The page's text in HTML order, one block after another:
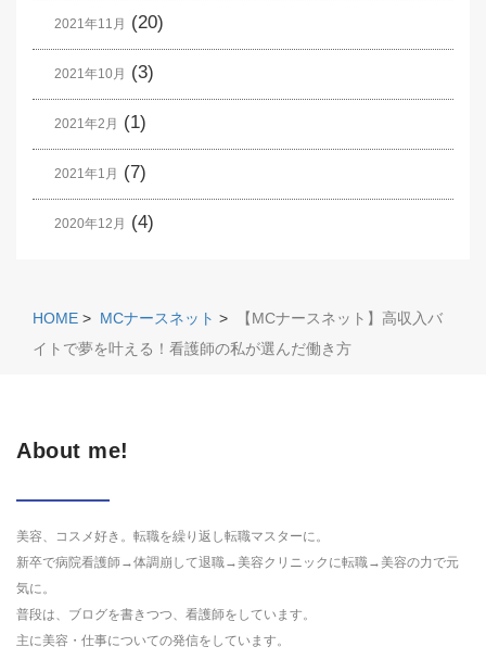
2021年11月 (20)
2021年10月 (3)
2021年2月 (1)
2021年1月 (7)
2020年12月 (4)
HOME > MCナースネット >
【MCナースネット】高収入バ
イトで夢を叶える！看護師の私が選んだ働き方
About me!
美容、コスメ好き。転職を繰り返し転職マスターに。
新卒で病院看護師→体調崩して退職→美容クリニックに転職→美容の力で元
気に。
普段は、ブログを書きつつ、看護師をしています。
主に美容・仕事についての発信をしています。